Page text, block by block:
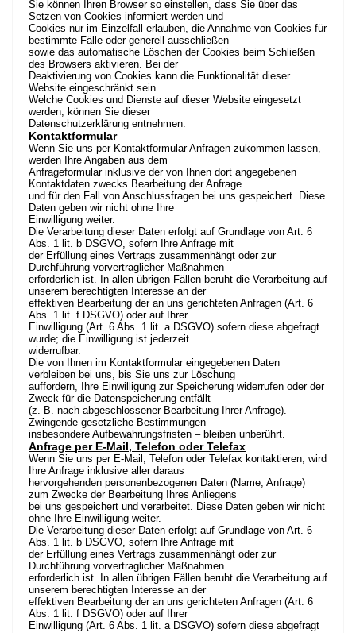
Sie können Ihren Browser so einstellen, dass Sie über das
Setzen von Cookies informiert werden und
Cookies nur im Einzelfall erlauben, die Annahme von Cookies für
bestimmte Fälle oder generell ausschließen
sowie das automatische Löschen der Cookies beim Schließen
des Browsers aktivieren. Bei der
Deaktivierung von Cookies kann die Funktionalität dieser
Website eingeschränkt sein.
Welche Cookies und Dienste auf dieser Website eingesetzt
werden, können Sie dieser
Datenschutzerklärung entnehmen.
Kontaktformular
Wenn Sie uns per Kontaktformular Anfragen zukommen lassen,
werden Ihre Angaben aus dem
Anfrageformular inklusive der von Ihnen dort angegebenen
Kontaktdaten zwecks Bearbeitung der Anfrage
und für den Fall von Anschlussfragen bei uns gespeichert. Diese
Daten geben wir nicht ohne Ihre
Einwilligung weiter.
Die Verarbeitung dieser Daten erfolgt auf Grundlage von Art. 6
Abs. 1 lit. b DSGVO, sofern Ihre Anfrage mit
der Erfüllung eines Vertrags zusammenhängt oder zur
Durchführung vorvertraglicher Maßnahmen
erforderlich ist. In allen übrigen Fällen beruht die Verarbeitung auf
unserem berechtigten Interesse an der
effektiven Bearbeitung der an uns gerichteten Anfragen (Art. 6
Abs. 1 lit. f DSGVO) oder auf Ihrer
Einwilligung (Art. 6 Abs. 1 lit. a DSGVO) sofern diese abgefragt
wurde; die Einwilligung ist jederzeit
widerrufbar.
Die von Ihnen im Kontaktformular eingegebenen Daten
verbleiben bei uns, bis Sie uns zur Löschung
auffordern, Ihre Einwilligung zur Speicherung widerrufen oder der
Zweck für die Datenspeicherung entfällt
(z. B. nach abgeschlossener Bearbeitung Ihrer Anfrage).
Zwingende gesetzliche Bestimmungen –
insbesondere Aufbewahrungsfristen – bleiben unberührt.
Anfrage per E-Mail, Telefon oder Telefax
Wenn Sie uns per E-Mail, Telefon oder Telefax kontaktieren, wird
Ihre Anfrage inklusive aller daraus
hervorgehenden personenbezogenen Daten (Name, Anfrage)
zum Zwecke der Bearbeitung Ihres Anliegens
bei uns gespeichert und verarbeitet. Diese Daten geben wir nicht
ohne Ihre Einwilligung weiter.
Die Verarbeitung dieser Daten erfolgt auf Grundlage von Art. 6
Abs. 1 lit. b DSGVO, sofern Ihre Anfrage mit
der Erfüllung eines Vertrags zusammenhängt oder zur
Durchführung vorvertraglicher Maßnahmen
erforderlich ist. In allen übrigen Fällen beruht die Verarbeitung auf
unserem berechtigten Interesse an der
effektiven Bearbeitung der an uns gerichteten Anfragen (Art. 6
Abs. 1 lit. f DSGVO) oder auf Ihrer
Einwilligung (Art. 6 Abs. 1 lit. a DSGVO) sofern diese abgefragt